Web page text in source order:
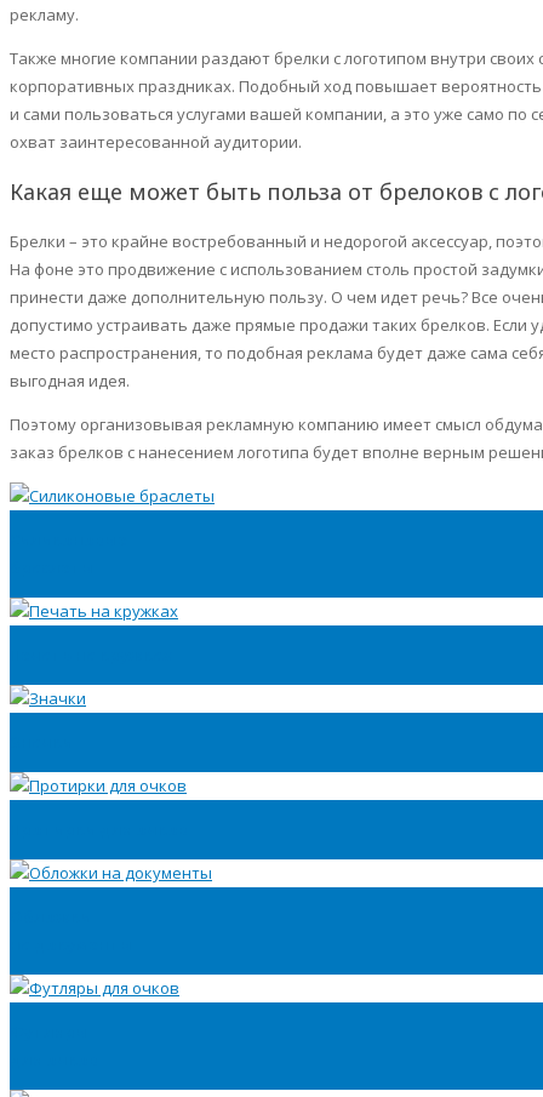
рекламу.
Также многие компании раздают брелки с логотипом внутри
корпоративных праздниках. Подобный ход повышает
и сами пользоваться услугами вашей компании, а это уже само по
охват заинтересованной аудитории.
Какая еще может быть польза от брелоков с
Брелки – это крайне востребованный и недорогой аксессуар,
На фоне это продвижение с использованием столь простой
принести даже дополнительную пользу. О чем идет речь? Все
допустимо устраивать даже прямые продажи таких брелков. Если
место распространения, то подобная реклама будет даже сама
выгодная идея.
Поэтому организовывая рекламную компанию имеет смысл
заказ брелков с нанесением логотипа будет вполне верным